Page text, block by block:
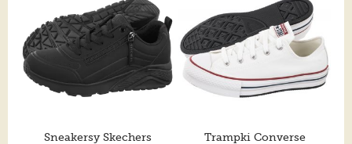
Sneakersy Skechers Trampki Converse